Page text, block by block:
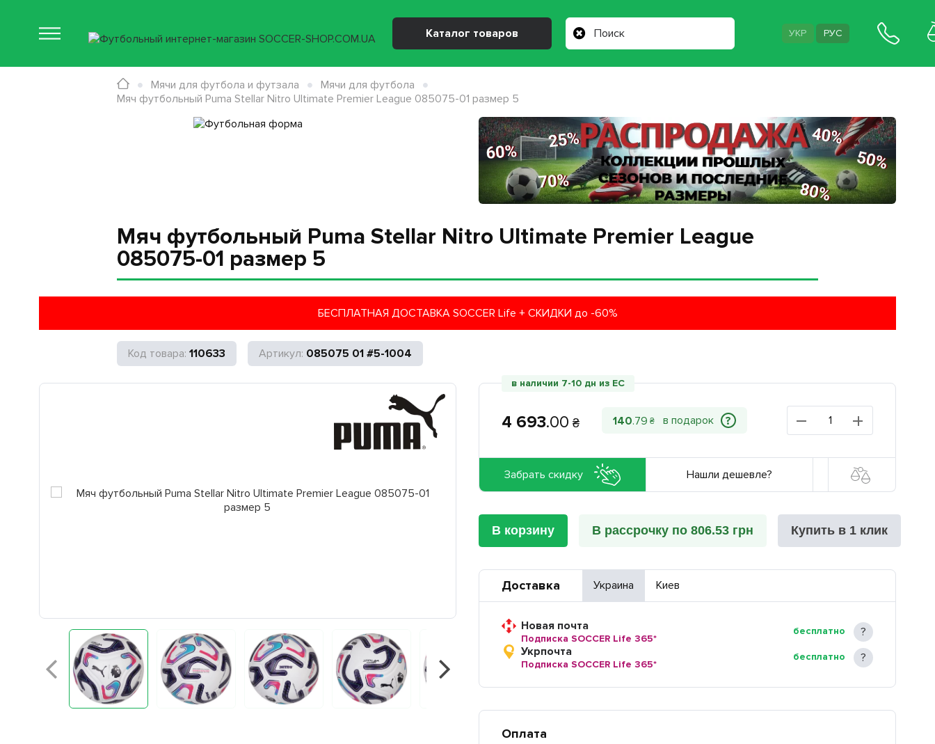
Мяч футбольный Puma Stellar Nitro Ultimate Premier League
085075-01 размер 5
БЕСПЛАТНАЯ ДОСТАВКА SOCCER Life + СКИДКИ до -60%
110633 085075 01 #5-1004
в наличии 7-10 дн из ЕС
4 693.00 ₴ 140.79 ₴ ?
Забрать скидку Нашли дешевле?
В корзину В рассрочку по 806.53 грн Купить в 1 клик
Доставка Украина Киев
Новая почта
Подписка SOCCER Life 365*
бесплатно
Укрпочта
Подписка SOCCER Life 365*
бесплатно
Оплата
Каталог товаров УКР РУС
Мячи для футбола и футзала
Мячи для футбола
Мяч футбольный Puma Stellar Nitro Ultimate Premier League 085075-01 размер 5